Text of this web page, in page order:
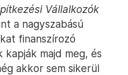
Vállalkozók
a nagyszabású
finanszírozó
majd meg, és
akkor sem sikerül